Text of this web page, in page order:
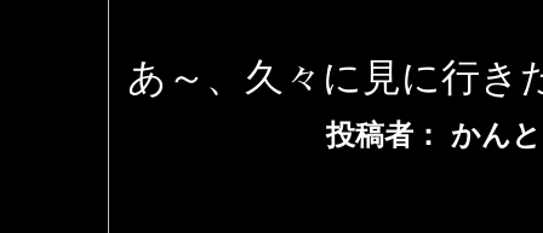
あ～、久々に見に行き
投稿者： かん